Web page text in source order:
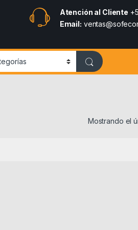
Atención al Cliente
Email:
Mostrando el